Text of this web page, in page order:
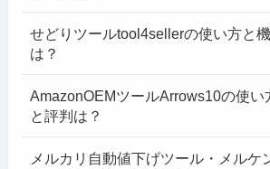
せどりツールtool4sellerの使い方と
は？
AmazonOEMツールArrows10の使い
と評判は？
メルカリ自動値下げツール・メルケ